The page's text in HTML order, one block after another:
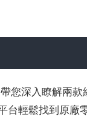
您深入瞭解兩款
台輕鬆找到原廠